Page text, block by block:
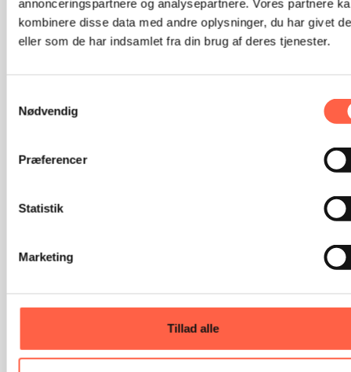
annonceringspartnere og analysepartnere. Vores partnere
kombinere disse data med andre oplysninger, du har givet
eller som de har indsamlet fra din brug af deres tjenester.
Nødvendig
Præferencer
Statistik
Marketing
Tillad alle
Morten Mentz Bach
phone +45 31 70 55 74
Sebastian Engilbertsson